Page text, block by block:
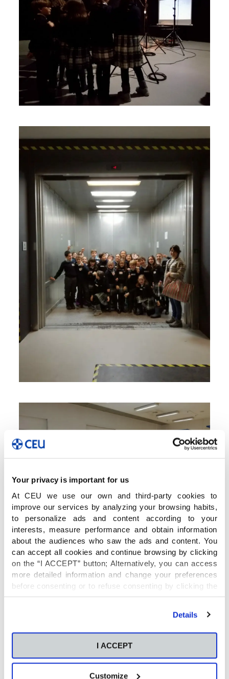
Your privacy is important for us
At CEU we use our own and third-party cookies to
improve our services by analyzing your browsing habits,
to personalize ads and content according to your
interests, measure performance and obtain information
about the audiences who saw the ads and content. You
can accept all cookies and continue browsing by clicking
on the “I ACCEPT” button; Alternatively, you can access
more detailed information and change your preferences
before consenting or to refuse consenting by clicking the
"Personalize" button. For more information you can visit
Details
I ACCEPT
Customize